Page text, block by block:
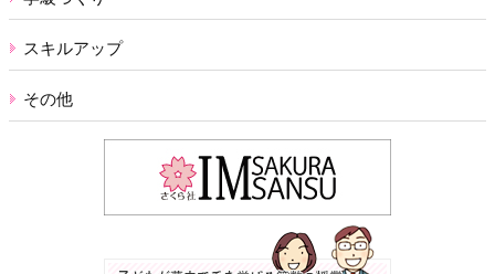
スキルアップ
その他